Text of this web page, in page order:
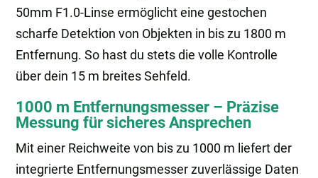
50mm F1.0-Linse ermöglicht eine gestochen
scharfe Detektion von Objekten in bis zu 1800 m
Entfernung. So hast du stets die volle Kontrolle
über dein 15 m breites Sehfeld.
1000 m Entfernungsmesser – Präzise
Messung für sicheres Ansprechen
Mit einer Reichweite von bis zu 1000 m liefert der
integrierte Entfernungsmesser zuverlässige Daten